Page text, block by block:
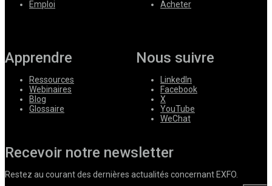
Emploi
Acheter
Apprendre
Ressources
Webinaires
Blog
Glossaire
Nous suivre
LinkedIn
Facebook
X
YouTube
WeChat
Recevoir notre newsletter
Restez au courant des dernières actualités concernant EXFO.